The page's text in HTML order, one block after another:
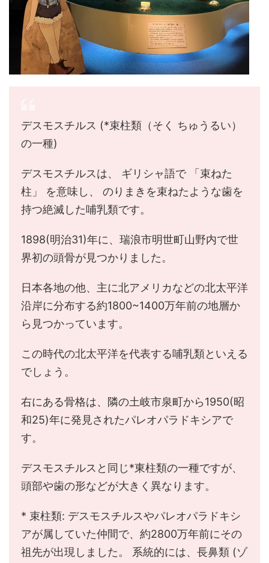
デスモスチルス (*束柱類（そく ちゅうるい）
の一種)
デスモスチルスは、 ギリシャ語で 「束ねた
柱」 を意味し、 のりまきを束ねたような歯を
持つ絶滅した哺乳類です。
1898(明治31)年に、瑞浪市明世町山野内で世
界初の頭骨が見つかりました。
日本各地の他、主に北アメリカなどの北太平洋
沿岸に分布する約1800~1400万年前の地層か
ら見つかっています。
この時代の北太平洋を代表する哺乳類といえる
でしょう。
右にある骨格は、隣の土岐市泉町から1950(昭
和25)年に発見されたパレオパラドキシアで
す。
デスモスチルスと同じ*東柱類の一種ですが、
頭部や歯の形などが大きく異なります。
* 束柱類: デスモスチルスやパレオパラドキシ
アが属していた仲間で、約2800万年前にその
祖先が出現しました。 系統的には、長鼻類 (ゾ